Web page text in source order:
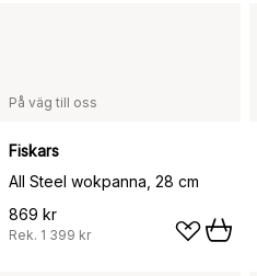
På väg till oss
Fiskars
All Steel wokpanna, 28 cm
869 kr
Rek. 1 399 kr